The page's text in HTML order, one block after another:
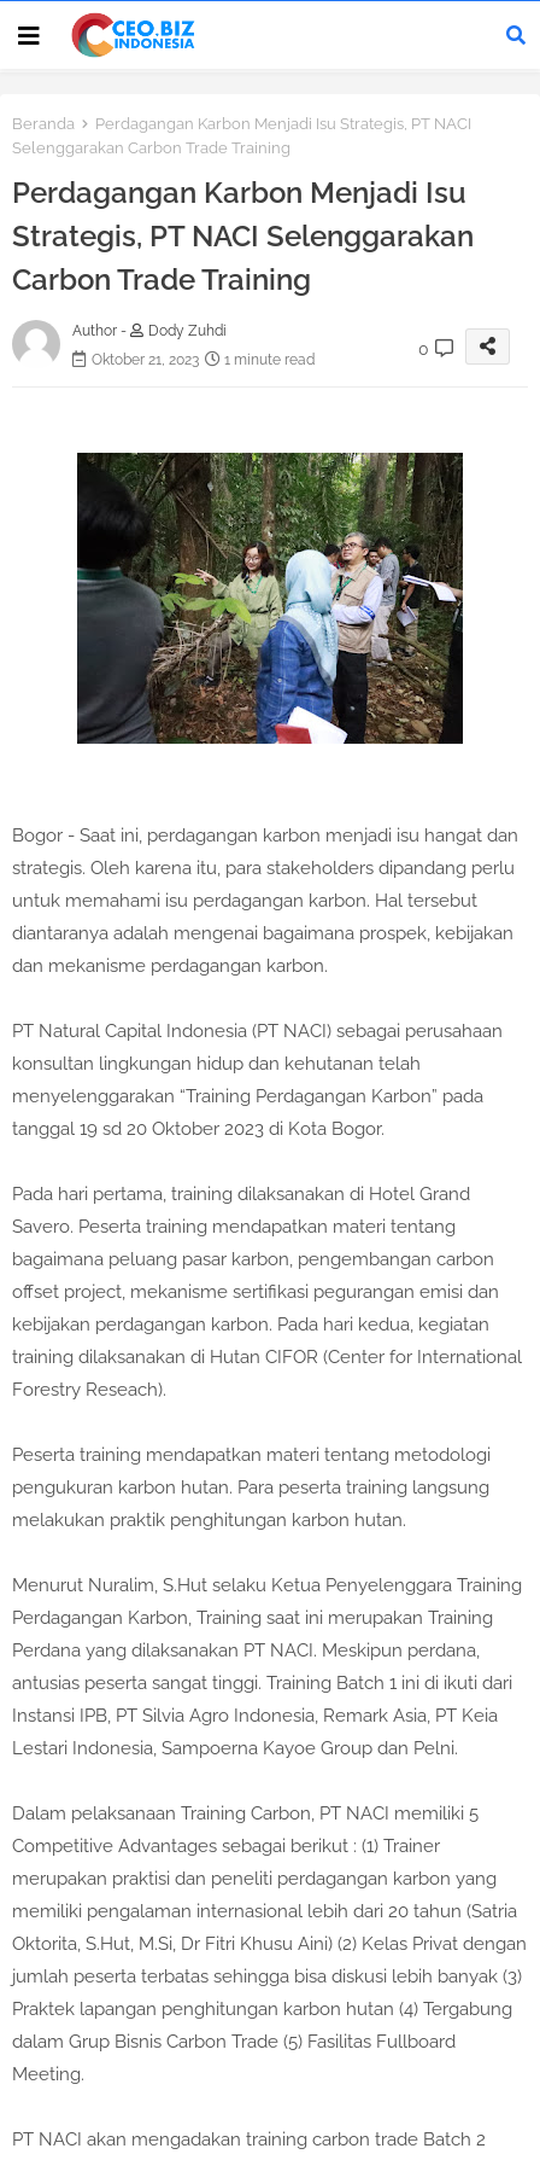
Beranda
Perdagangan Karbon Menjadi Isu Strategis, PT NACI
Selenggarakan Carbon Trade Training
Perdagangan Karbon Menjadi Isu
Strategis, PT NACI Selenggarakan
Carbon Trade Training
Author -
Dody Zuhdi
Oktober 21, 2023
1 minute read
0
Bogor - Saat ini, perdagangan karbon menjadi isu hangat dan
strategis. Oleh karena itu, para stakeholders dipandang perlu
untuk memahami isu perdagangan karbon. Hal tersebut
diantaranya adalah mengenai bagaimana prospek, kebijakan
dan mekanisme perdagangan karbon.
PT Natural Capital Indonesia (PT NACI) sebagai perusahaan
konsultan lingkungan hidup dan kehutanan telah
menyelenggarakan “Training Perdagangan Karbon” pada
tanggal 19 sd 20 Oktober 2023 di Kota Bogor.
Pada hari pertama, training dilaksanakan di Hotel Grand
Savero. Peserta training mendapatkan materi tentang
bagaimana peluang pasar karbon, pengembangan carbon
offset project, mekanisme sertifikasi pegurangan emisi dan
kebijakan perdagangan karbon. Pada hari kedua, kegiatan
training dilaksanakan di Hutan CIFOR (Center for International
Forestry Reseach).
Peserta training mendapatkan materi tentang metodologi
pengukuran karbon hutan. Para peserta training langsung
melakukan praktik penghitungan karbon hutan.
Menurut Nuralim, S.Hut selaku Ketua Penyelenggara Training
Perdagangan Karbon, Training saat ini merupakan Training
Perdana yang dilaksanakan PT NACI. Meskipun perdana,
antusias peserta sangat tinggi. Training Batch 1 ini di ikuti dari
Instansi IPB, PT Silvia Agro Indonesia, Remark Asia, PT Keia
Lestari Indonesia, Sampoerna Kayoe Group dan Pelni.
Dalam pelaksanaan Training Carbon, PT NACI memiliki 5
Competitive Advantages sebagai berikut : (1) Trainer
merupakan praktisi dan peneliti perdagangan karbon yang
memiliki pengalaman internasional lebih dari 20 tahun (Satria
Oktorita, S.Hut, M.Si, Dr Fitri Khusu Aini) (2) Kelas Privat dengan
jumlah peserta terbatas sehingga bisa diskusi lebih banyak (3)
Praktek lapangan penghitungan karbon hutan (4) Tergabung
dalam Grup Bisnis Carbon Trade (5) Fasilitas Fullboard
Meeting.
PT NACI akan mengadakan training carbon trade Batch 2